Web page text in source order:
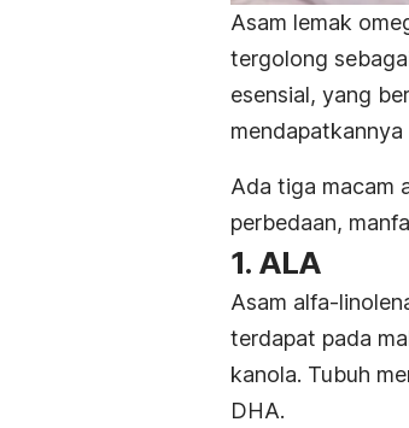
Asam lemak
tergolong
esensial, yang
mendapatkannya
Ada tiga macam
perbedaan,
1. ALA
Asam alfa-
terdapat pada
kanola. Tubuh
DHA.